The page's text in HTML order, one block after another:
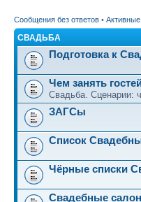
Сообщения без ответов •
СВАДЬБА
Подготовка к
Чем занять
Свадьба. Сценарии:
ЗАГСы
Список
Чёрные списки
Свадебные